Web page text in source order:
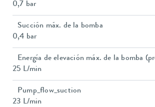
0,7 bar
Succión máx. de la bomba
0,4 bar
Energía de elevación máx. de la bomba
25 L/min
Pump_flow_suction
23 L/min